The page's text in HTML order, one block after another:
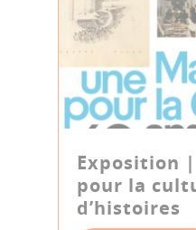
Exposition
pour la
d’histoires